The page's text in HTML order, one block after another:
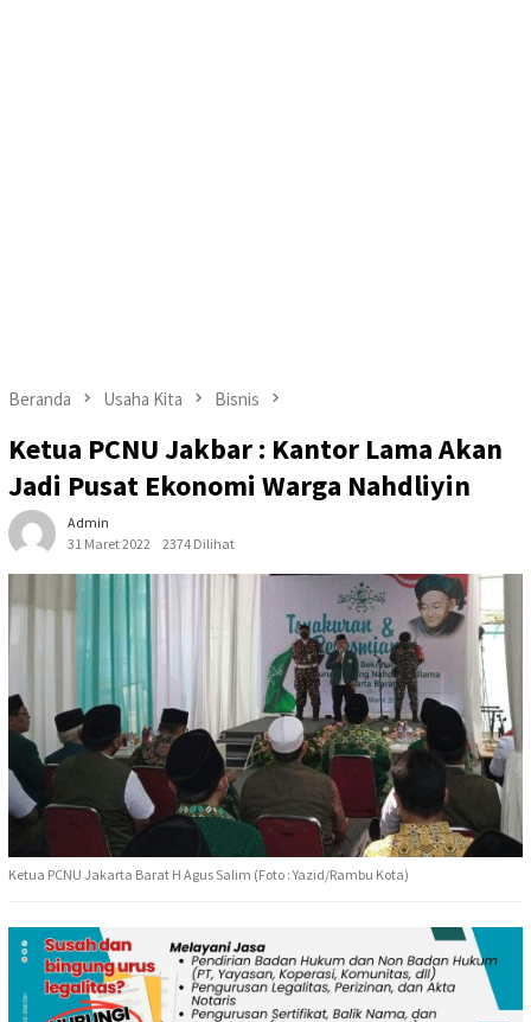
Beranda Usaha Kita Bisnis
Ketua PCNU Jakbar : Kantor Lama Akan
Jadi Pusat Ekonomi Warga Nahdliyin
Admin
31 Maret 2022
2374 Dilihat
Ketua PCNU Jakarta Barat H Agus Salim (Foto : Yazid/Rambu Kota)